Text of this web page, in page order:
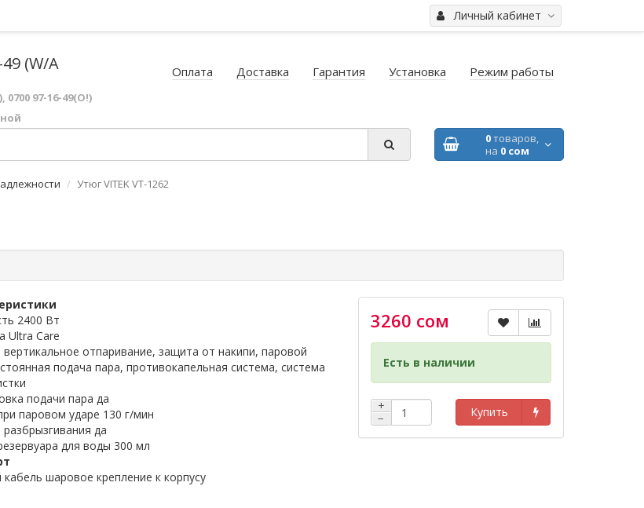
Личный кабинет
(W/A
0700 97-16-49(O!)
Оплата Доставка Гарантия Установка Режим работы
0товаров,
на 0 сом
Утюг VITEK VT-1262
2400 Вт
Ultra Care
вертикальное отпаривание, защита от накипи, паровой
подача пара, противокапельная система, система
подачи пара да
паровом ударе 130 г/мин
да
для воды 300 мл
кабель шаровое крепление к корпусу
3260 сом
Есть в наличии
+
−
Купить